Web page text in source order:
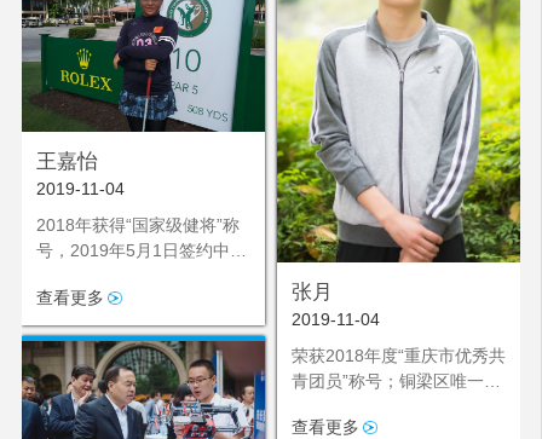
张月
2019-11-04
荣获2018年度“重庆市优秀共
青团员”称号；铜梁区唯一评
查看更多
王嘉怡
2019-11-04
2018年获得“国家级健将”称
号，2019年5月1日签约中国
成为2020年东京奥运会后备
力量
查看更多